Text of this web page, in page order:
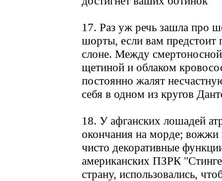
17. Раз уж речь зашла про
шорты, если вам предстоит
слоне. Между
щетиной и облаком
постоянно жалят
себя в одном из кругов
18. У афганских лошадей
окончания на морде;
чисто декоративные
американских ПЗРК
страну, использовались,